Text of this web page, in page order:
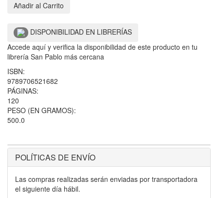
Añadir al Carrito
DISPONIBILIDAD EN LIBRERÍAS
Accede aquí y verifica la disponibilidad de este producto en tu
librería San Pablo más cercana
ISBN:
9789706521682
PÁGINAS:
120
PESO (EN GRAMOS):
500.0
POLÍTICAS DE ENVÍO
Las compras realizadas serán enviadas por transportadora
el siguiente día hábil.